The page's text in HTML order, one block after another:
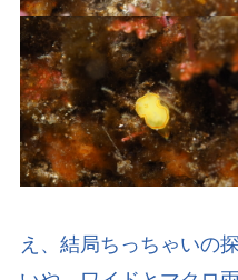
え、結局ちっちゃいの